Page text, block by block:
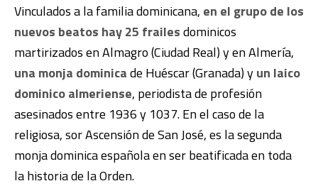
Vinculados a la familia dominicana, en el grupo de los
nuevos beatos hay 25 frailesdominicos
martirizados en Almagro (Ciudad Real) y en Almería,
una monja dominicade Huéscar (Granada) yun laico
dominico almeriense, periodista de profesión
asesinados entre 1936 y 1037. En el caso de la
religiosa, sor Ascensión de San José, es la segunda
monja dominica española en ser beatificada en toda
la historia de la Orden.